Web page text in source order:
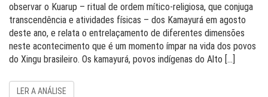
observar o Kuarup – ritual de ordem mítico-religiosa, que conjuga
transcendência e atividades físicas – dos Kamayurá em agosto
deste ano, e relata o entrelaçamento de diferentes dimensões
neste acontecimento que é um momento ímpar na vida dos povos
do Xingu brasileiro. Os kamayurá, povos indígenas do Alto […]
LER A ANÁLISE